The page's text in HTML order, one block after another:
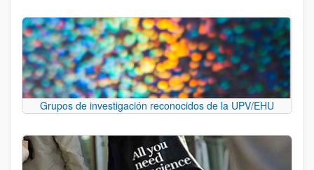
Grupos de investigación reconocidos de la UPV/EHU